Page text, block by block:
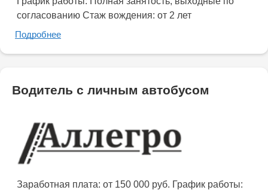
согласованию Стаж вождения: от 2 лет
Подробнее
Водитель с личным автобусом
Заработная плата: от 150 000 руб. График работы: